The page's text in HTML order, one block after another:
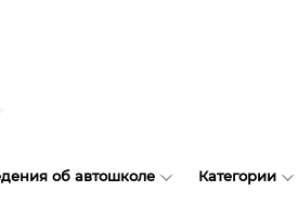
об автошколе Категории